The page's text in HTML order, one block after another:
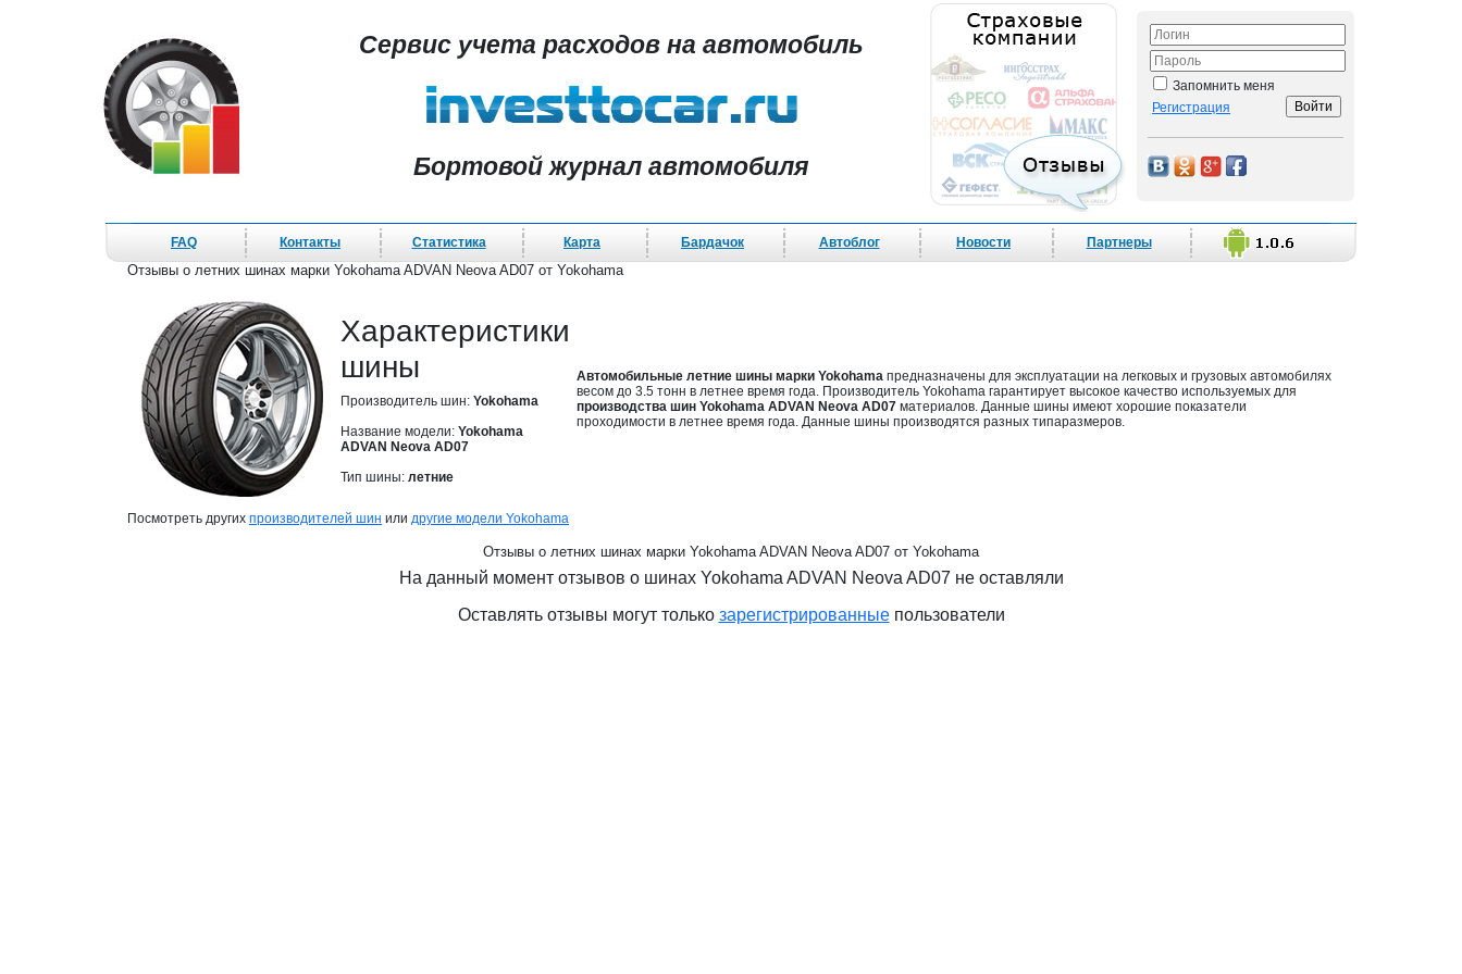
Сервис учета расходов на автомобиль
Бортовой журнал автомобиля
Запомнить меня
Регистрация
FAQ Контакты Статистика Карта Бардачок Автоблог Новости Партнеры
Отзывы о летних шинах марки Yokohama ADVAN Neova AD07 от Yokohama
Характеристики
шины
Производитель шин: Yokohama
Название модели: Yokohama
ADVAN Neova AD07
Тип шины: летние
Автомобильные летние шины марки Yokohama предназначены для эксплуатации на легковых и грузовых автомобилях
весом до 3.5 тонн в летнее время года. Производитель Yokohama гарантирует высокое качество используемых для
производства шин Yokohama ADVAN Neova AD07 материалов. Данные шины имеют хорошие показатели
проходимости в летнее время года. Данные шины производятся разных типаразмеров.
Посмотреть других производителей шин или другие модели Yokohama
Отзывы о летних шинах марки Yokohama ADVAN Neova AD07 от Yokohama
На данный момент отзывов о шинах Yokohama ADVAN Neova AD07 не оставляли
Оставлять отзывы могут только зарегистрированныепользователи